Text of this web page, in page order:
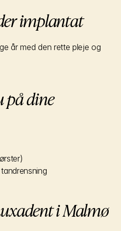
implantat
år med den rette pleje og
på dine
i Malmø